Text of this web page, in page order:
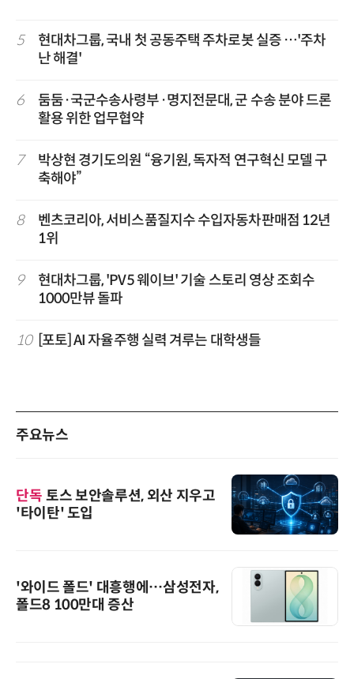
5
현대차그룹, 국내 첫 공동주택 주차로봇 실증 …'주차
난 해결'
6
둠둠·국군수송사령부·명지전문대, 군 수송 분야 드론
활용 위한 업무협약
7
박상현 경기도의원 “융기원, 독자적 연구혁신 모델 구
축해야”
8
벤츠코리아, 서비스품질지수 수입자동차판매점 12년
1위
9
현대차그룹, 'PV5 웨이브' 기술 스토리 영상 조회수
1000만뷰 돌파
10 [포토] AI 자율주행 실력 겨루는 대학생들
주요뉴스
단독 토스 보안솔루션, 외산 지우고
'타이탄' 도입
'와이드 폴드' 대흥행에…삼성전자,
폴드8 100만대 증산